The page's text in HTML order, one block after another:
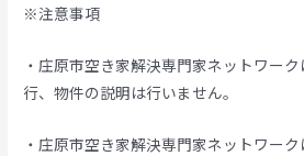
※注意事項
・庄原市空き家解決専門家ネットワー
行、物件の説明は行いません。
・庄原市空き家解決専門家ネットワーク